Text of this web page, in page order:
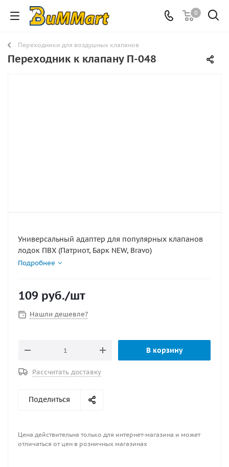
0
Переходники для воздушных клапанов
Переходник к клапану П-048
Универсальный адаптер для популярных клапанов
лодок ПВХ (Патриот, Барк NEW, Bravo)
Подробнее
109 руб./шт
Нашли дешевле?
В корзину
Рассчитать доставку
Поделиться
Цена действительна только для интернет-магазина и может
отличаться от цен в розничных магазинах